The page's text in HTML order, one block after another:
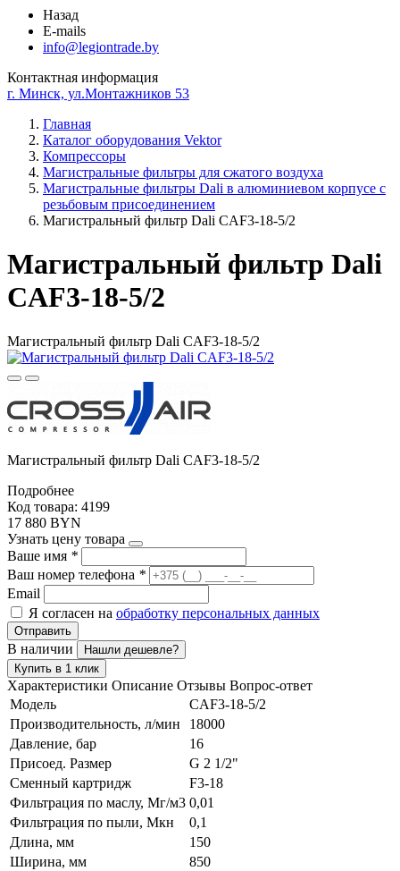
Назад
E-mails
info@legiontrade.by
Контактная информация
г. Минск, ул.Монтажников 53
Главная
Каталог оборудования Vektor
Компрессоры
Магистральные фильтры для сжатого воздуха
Магистральные фильтры Dali в алюминиевом корпусе с
резьбовым присоединением
Магистральный фильтр Dali CAF3-18-5/2
Магистральный фильтр Dali
CAF3-18-5/2
Магистральный фильтр Dali CAF3-18-5/2
Магистральный фильтр Dali CAF3-18-5/2
Подробнее
Код товара: 4199
17 880 BYN
Узнать цену товара
Ваше имя *
Ваш номер телефона *
Email
Я согласен на обработку персональных данных
Отправить
В наличии
Нашли дешевле?
Купить в 1 клик
Характеристики Описание Отзывы Вопрос-ответ
Модель
CAF3-18-5/2
Производительность, л/мин
18000
Давление, бар
16
Присоед. Размер
G 2 1/2"
Сменный картридж
F3-18
Фильтрация по маслу, Мг/м3 0,01
Фильтрация по пыли, Мкн
0,1
Длина, мм
150
Ширина, мм
850